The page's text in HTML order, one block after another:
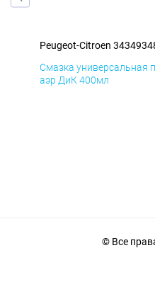
Peugeot-Citroen
Смазка универсальная
аэр ДиК 400мл
© Все